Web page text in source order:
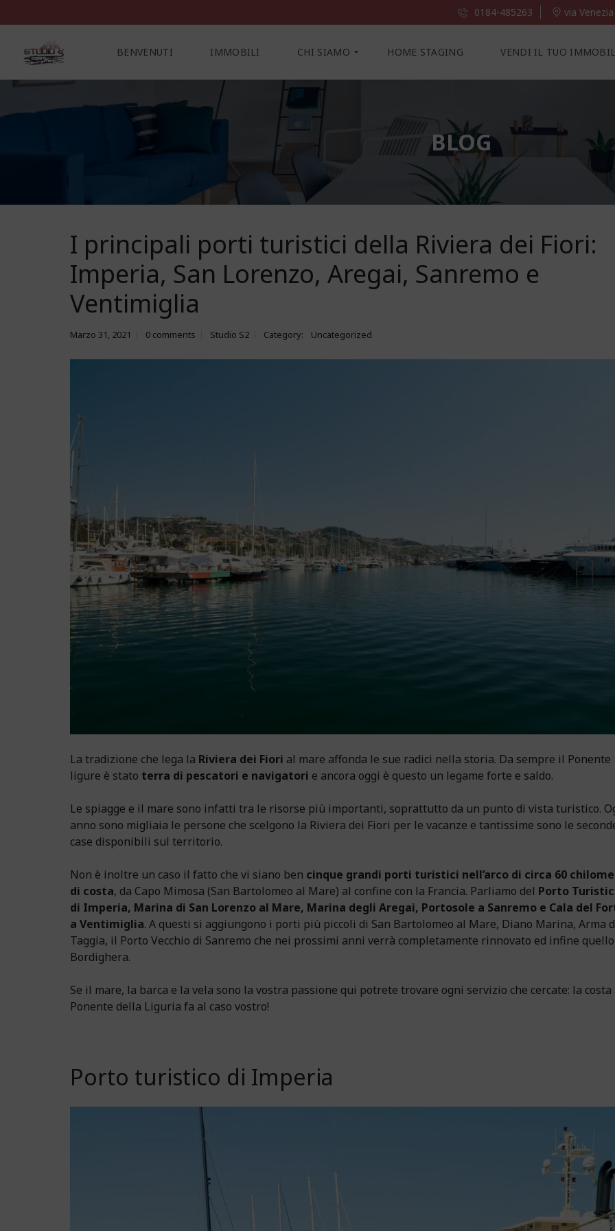
0184-485263 via
BENVENUTI IMMOBILI CHI SIAMO
T
T
HOME STAGING VENDI IL TUO
BLOG
I principali porti turistici della Riviera dei Fiori:
Imperia, San Lorenzo, Aregai, Sanremo e
Ventimiglia
Marzo 31, 2021 0 comments Studio S2 Category: Uncategorized
La tradizione che lega la Riviera dei Fiori al mare affonda le sue radici nella storia. Da sempre il Ponente
ligure è stato terra di pescatori e navigatori e ancora oggi è questo un legame forte e saldo.
Le spiagge e il mare sono infatti tra le risorse più importanti, soprattutto da un punto di vista turistico.
anno sono migliaia le persone che scelgono la Riviera dei Fiori per le vacanze e tantissime sono le
case disponibili sul territorio.
Non è inoltre un caso il fatto che vi siano ben cinque grandi porti turistici nell’arco di circa 60
di costa, da Capo Mimosa (San Bartolomeo al Mare) al confine con la Francia. Parliamo del Porto
di Imperia, Marina di San Lorenzo al Mare, Marina degli Aregai, Portosole a Sanremo e Cala del
a Ventimiglia. A questi si aggiungono i porti più piccoli di San Bartolomeo al Mare, Diano Marina, Arma
Taggia, il Porto Vecchio di Sanremo che nei prossimi anni verrà completamente rinnovato ed infine
Bordighera.
Se il mare, la barca e la vela sono la vostra passione qui potrete trovare ogni servizio che cercate: la costa
Ponente della Liguria fa al caso vostro!
Porto turistico di Imperia